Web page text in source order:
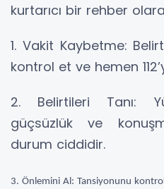
kurtarıcı bir rehber
1. Vakit Kaybetme:
kontrol et ve hemen
2. Belirtileri Tanı:
güçsüzlük ve
durum ciddidir.
3. Önlemini Al: Tansiyonunu